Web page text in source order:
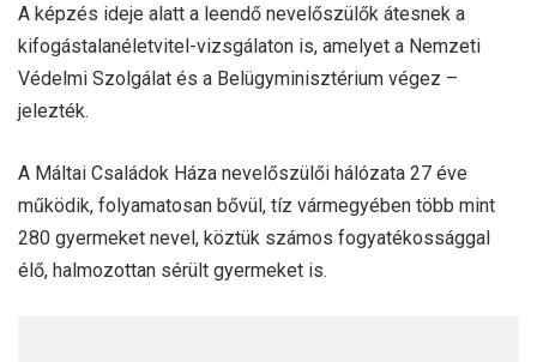
A képzés ideje alatt a leendő nevelőszülők átesnek a
kifogástalanéletvitel-vizsgálaton is, amelyet a Nemzeti
Védelmi Szolgálat és a Belügyminisztérium végez –
jelezték.
A Máltai Családok Háza nevelőszülői hálózata 27 éve
működik, folyamatosan bővül, tíz vármegyében több mint
280 gyermeket nevel, köztük számos fogyatékossággal
élő, halmozottan sérült gyermeket is.